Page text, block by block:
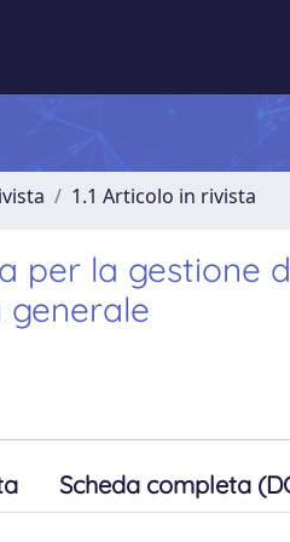
1.1 Articolo in rivista
per la gestione
generale
Scheda completa